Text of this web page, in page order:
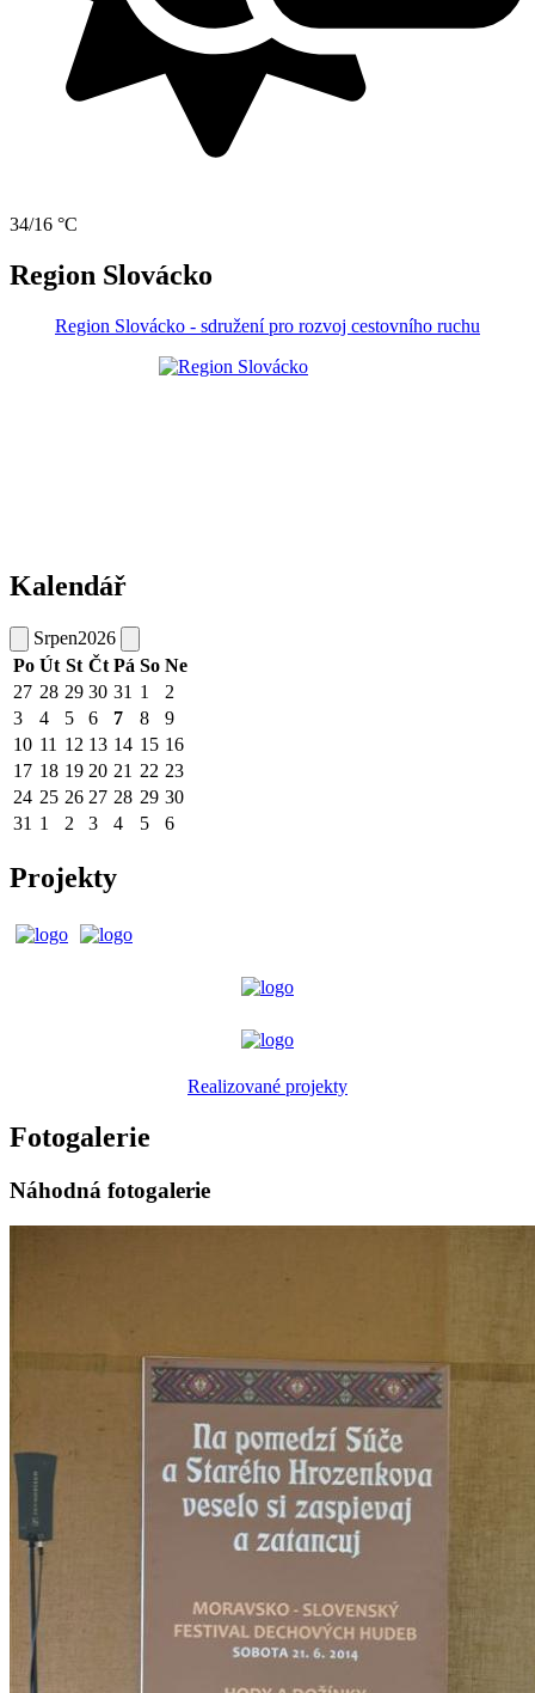
34/16 °C
Region Slovácko
Region Slovácko - sdružení pro rozvoj cestovního ruchu
Kalendář
Srpen2026
Po Út St Čt Pá So Ne
27 28 29 30 31 1
2
3
4 5 6 7 8
9
10 11 12 13 14 15 16
17 18 19 20 21 22 23
24 25 26 27 28 29 30
31 1 2 3 4 5 6
Projekty
Realizované projekty
Fotogalerie
Náhodná fotogalerie